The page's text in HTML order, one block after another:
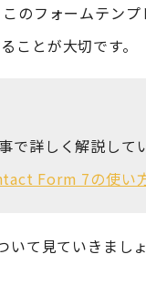
のフォームテンプ
ことが大切です。
詳しく解説してい
Form 7の使い
て見ていきましょ